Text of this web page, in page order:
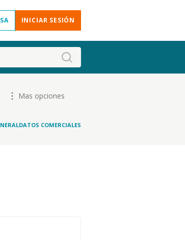
INICIAR SESIÓN
Mas opciones
DATOS COMERCIALES